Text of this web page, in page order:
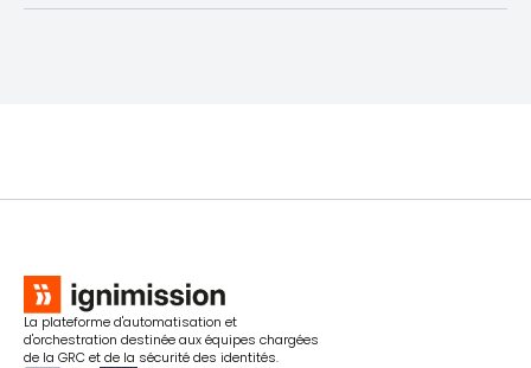
La plateforme d'automatisation et
d'orchestration destinée aux équipes chargées
de la GRC et de la sécurité des identités.